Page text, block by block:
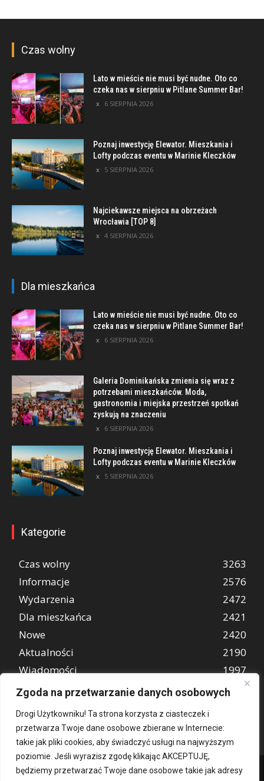
Zgoda na przetwarzanie danych osobowych
Drogi Użytkowniku! Ta strona korzysta z ciasteczek i
przetwarza Twoje dane osobowe zbierane w Internecie:
takie jak pliki cookies, aby świadczyć usługi na najwyższym
poziomie. Jeśli wyrazisz zgodę klikając AKCEPTUJĘ,
będziemy przetwarzać Twoje dane osobowe takie jak adresy
Czas wolny
Lato w mieście nie musi być nudne. Oto co
czeka nas w sierpniu w Pitlane Summer Bar!
6 SIERPNIA 2026
Poznaj inwestycję Elewator. Mieszkania i
Lofty podczas eventu w Marinie Kleczków
5 SIERPNIA 2026
Najciekawsze miejsca na obrzeżach
Wrocławia [TOP 8]
4 SIERPNIA 2026
Dla mieszkańca
Lato w mieście nie musi być nudne. Oto co
czeka nas w sierpniu w Pitlane Summer Bar!
6 SIERPNIA 2026
Galeria Dominikańska zmienia się wraz z
potrzebami mieszkańców. Moda,
gastronomia i miejska przestrzeń spotkań
zyskują na znaczeniu
6 SIERPNIA 2026
Poznaj inwestycję Elewator. Mieszkania i
Lofty podczas eventu w Marinie Kleczków
5 SIERPNIA 2026
Kategorie
Czas wolny
3263
Informacje
2576
Wydarzenia
2472
Dla mieszkańca
2421
Nowe
2420
Aktualności
2190
Wiadomości
1997
REKLAMA
849